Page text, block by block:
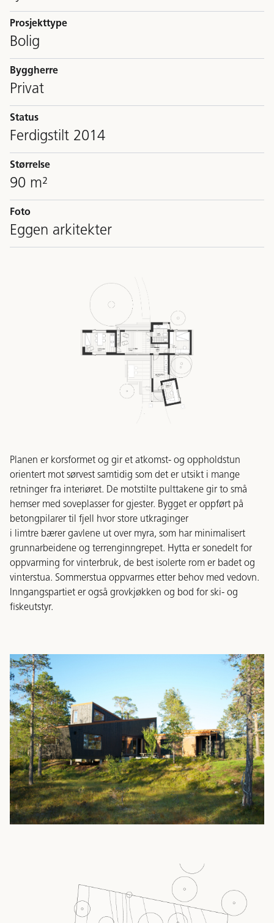
Prosjekttype
Bolig
Byggherre
Privat
Status
Ferdigstilt 2014
Størrelse
90 m²
Foto
Eggen arkitekter
Planen er korsformet og gir et atkomst- og oppholdstun
orientert mot sørvest samtidig som det er utsikt i mange
retninger fra interiøret. De motstilte pulttakene gir to små
hemser med soveplasser for gjester. Bygget er oppført på
betongpilarer til fjell hvor store utkraginger
i limtre bærer gavlene ut over myra, som har minimalisert
grunnarbeidene og terrenginngrepet. Hytta er sonedelt for
oppvarming for vinterbruk, de best isolerte rom er badet og
vinterstua. Sommerstua oppvarmes etter behov med vedovn.
Inngangspartiet er også grovkjøkken og bod for ski- og
fiskeutstyr.